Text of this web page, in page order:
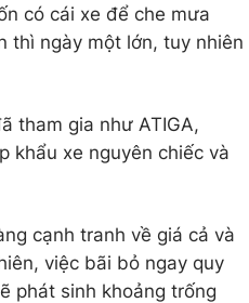
có cái xe để che mưa
thì ngày một lớn, tuy nhiên
tham gia như ATIGA,
khẩu xe nguyên chiếc và
cạnh tranh về giá cả và
việc bãi bỏ ngay quy
phát sinh khoảng trống